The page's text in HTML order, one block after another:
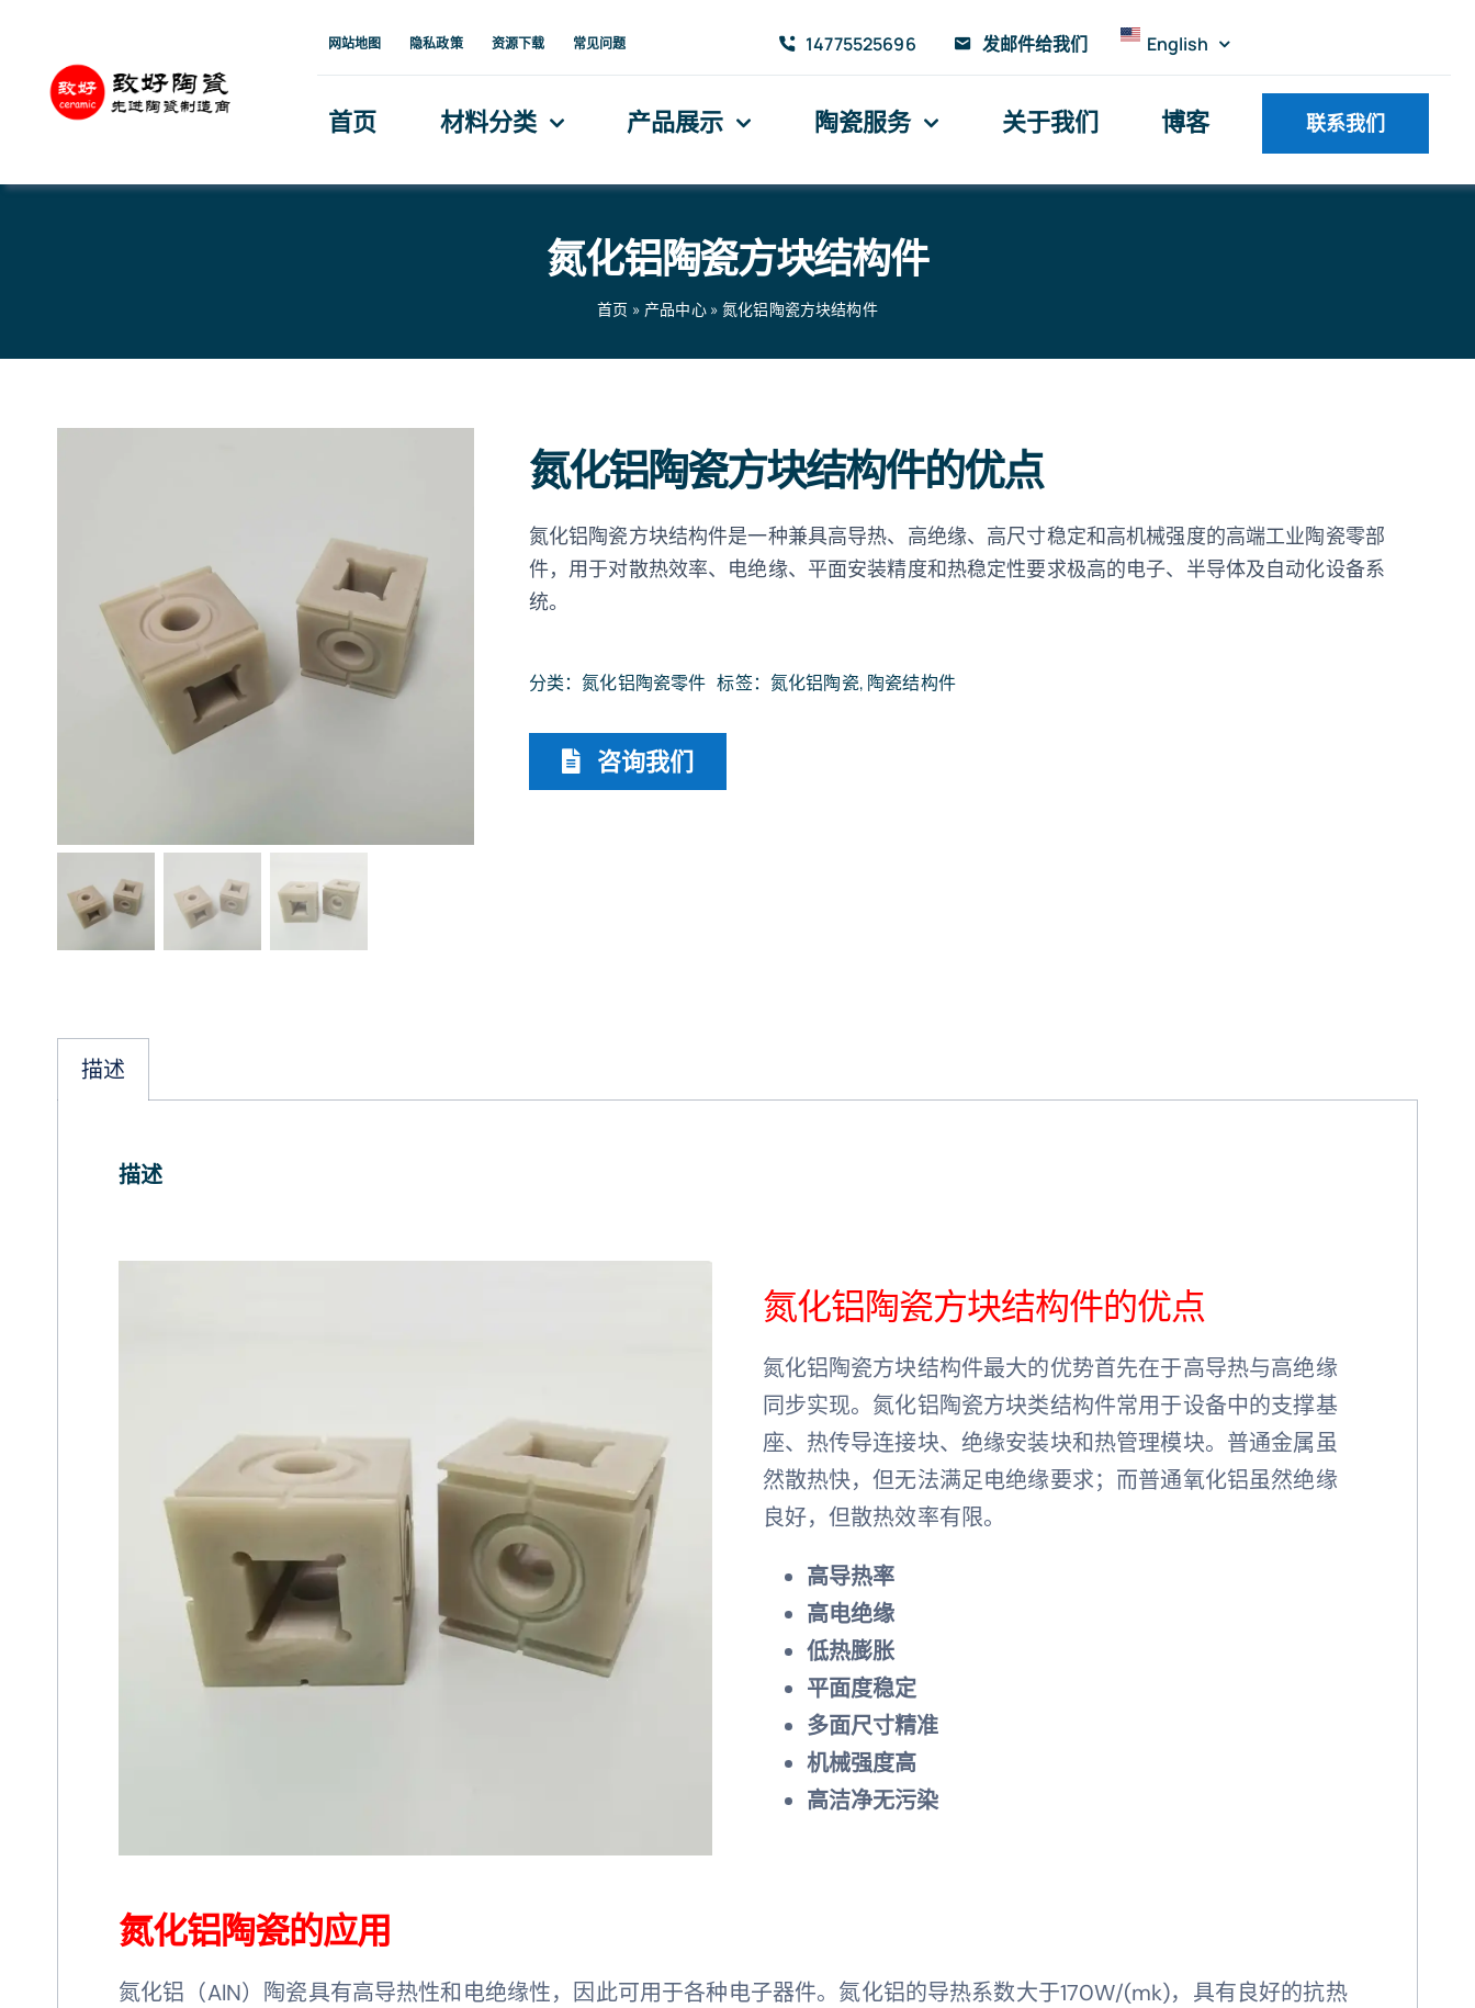
网站地图 隐私政策 资源下载 常见问题 14775525696 发邮件给我们 English
首页 材料分类 产品展示 陶瓷服务 关于我们 博客 联系我们
氮化铝陶瓷方块结构件
首页 » 产品中心»氮化铝陶瓷方块结构件
氮化铝陶瓷方块结构件的优点
氮化铝陶瓷方块结构件是一种兼具高导热、高绝缘、高尺寸稳定和高机械强度的高端工业陶瓷零部
件，用于对散热效率、电绝缘、平面安装精度和热稳定性要求极高的电子、半导体及自动化设备系
统。
分类：氮化铝陶瓷零件 标签： 氮化铝陶瓷, 陶瓷结构件
咨询我们
描述
描述
氮化铝陶瓷方块结构件的优点
氮化铝陶瓷方块结构件最大的优势首先在于高导热与高绝缘
同步实现。氮化铝陶瓷方块类结构件常用于设备中的支撑基
座、热传导连接块、绝缘安装块和热管理模块。普通金属虽
然散热快，但无法满足电绝缘要求；而普通氧化铝虽然绝缘
良好，但散热效率有限。
高导热率
高电绝缘
低热膨胀
平面度稳定
多面尺寸精准
机械强度高
高洁净无污染
氮化铝陶瓷的应用
氮化铝（AlN）陶瓷具有高导热性和电绝缘性，因此可用于各种电子器件。氮化铝的导热系数大于170W/(mk)，具有良好的抗热